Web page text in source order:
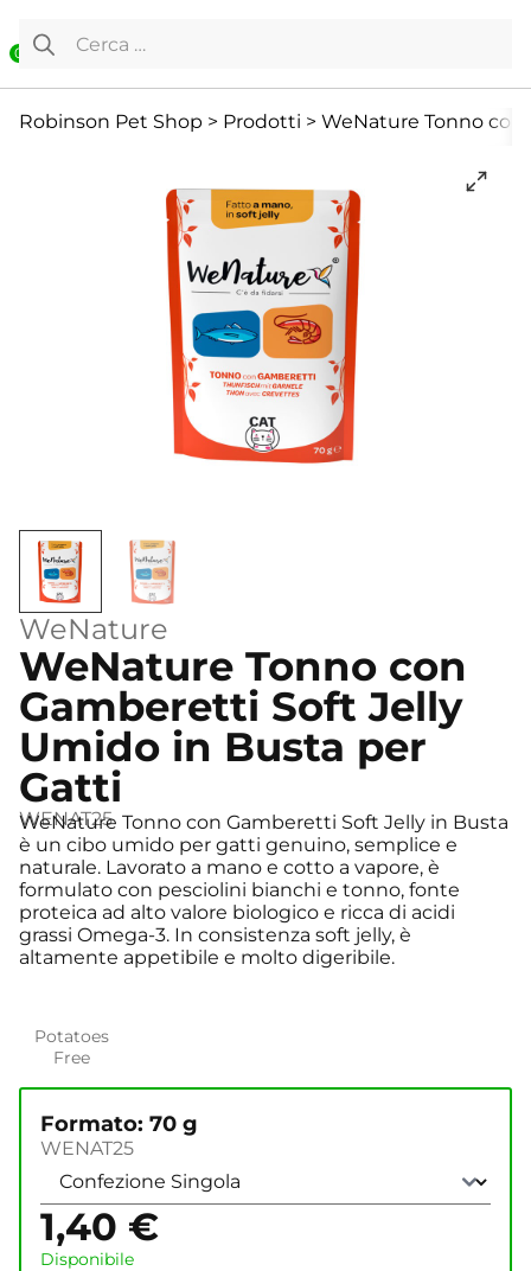
0
Ricerca per:
Robinson Pet Shop > Prodotti > WeNature Tonno
WeNature
WeNature Tonno con
Gamberetti Soft Jelly
Umido in Busta per
Gatti
WENAT25
WeNature Tonno con Gamberetti Soft Jelly in Busta
è un cibo umido per gatti genuino, semplice e
naturale. Lavorato a mano e cotto a vapore, è
formulato con pesciolini bianchi e tonno, fonte
proteica ad alto valore biologico e ricca di acidi
grassi Omega-3. In consistenza soft jelly, è
altamente appetibile e molto digeribile.
Potatoes
Free
Formato: 70 g
WENAT25
1,40 €
Disponibile